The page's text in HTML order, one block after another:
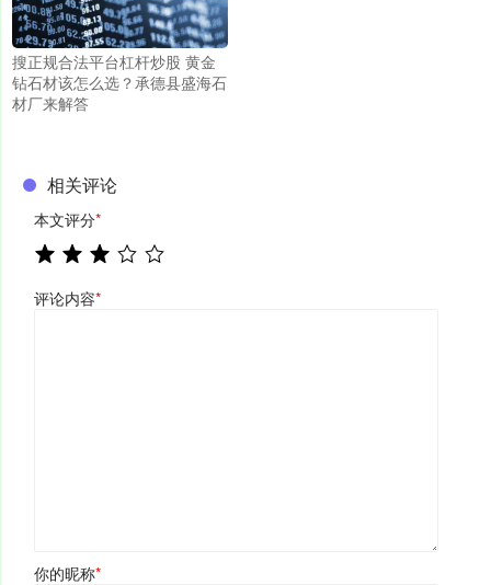
搜正规合法平台杠杆炒股 黄金
钻石材该怎么选？承德县盛海石
材厂来解答
相关评论
本文评分*
评论内容*
你的昵称*